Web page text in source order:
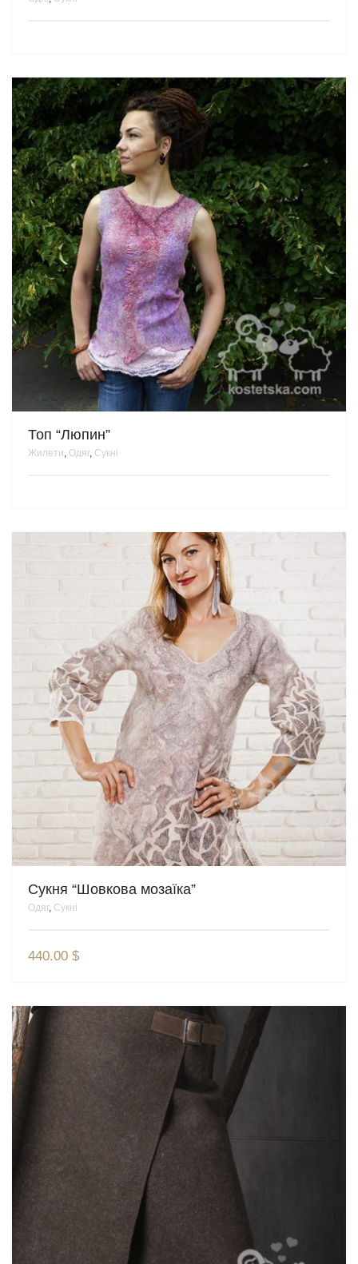
Топ “Люпин”
Жилети, Одяг, Сукні
Сукня “Шовкова мозаїка”
Одяг, Сукні
440.00 $